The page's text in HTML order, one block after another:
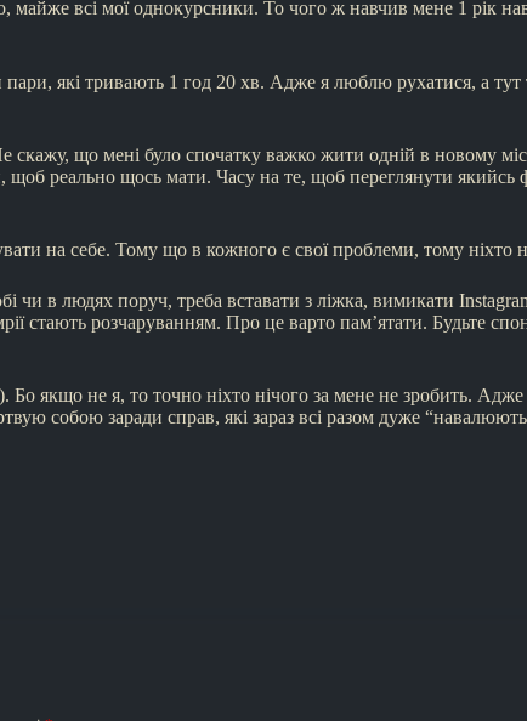
майже всі мої однокурсники. То чого ж навчив мене 1
які тривають 1 год 20 хв. Адже я люблю рухатися, а тут
скажу, що мені було спочатку важко жити одній в новому
щоб реально щось мати. Часу на те, щоб переглянути
на себе. Тому що в кожного є свої проблеми, тому ніхто
чи в людях поруч, треба вставати з ліжка, вимикати
стають розчаруванням. Про це варто пам’ятати.
Бо якщо не я, то точно ніхто нічого за мене не зробить.
собою заради справ, які зараз всі разом дуже